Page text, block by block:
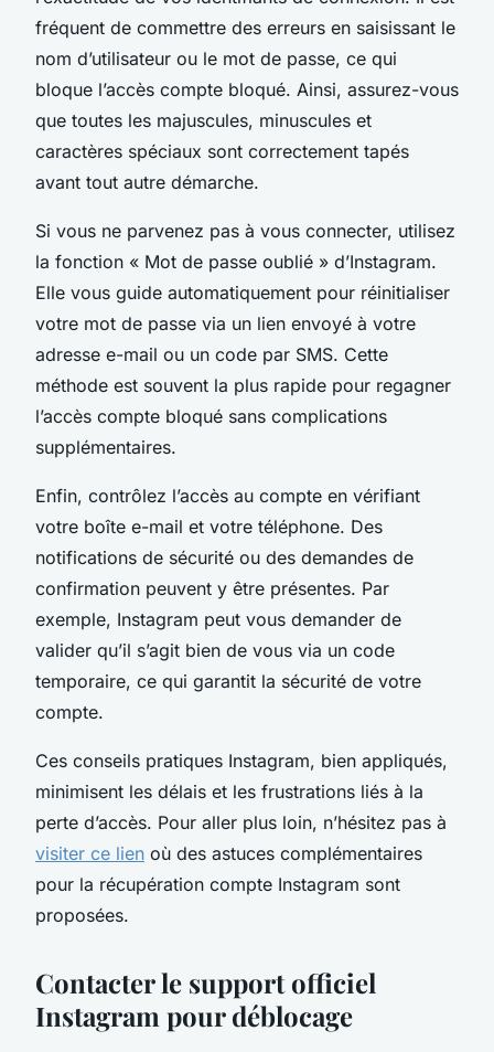
fréquent de commettre des erreurs en saisissant le
nom d’utilisateur ou le mot de passe, ce qui
bloque l’accès compte bloqué. Ainsi, assurez-vous
que toutes les majuscules, minuscules et
caractères spéciaux sont correctement tapés
avant tout autre démarche.
Si vous ne parvenez pas à vous connecter, utilisez
la fonction « Mot de passe oublié » d’Instagram.
Elle vous guide automatiquement pour réinitialiser
votre mot de passe via un lien envoyé à votre
adresse e-mail ou un code par SMS. Cette
méthode est souvent la plus rapide pour regagner
l’accès compte bloqué sans complications
supplémentaires.
Enfin, contrôlez l’accès au compte en vérifiant
votre boîte e-mail et votre téléphone. Des
notifications de sécurité ou des demandes de
confirmation peuvent y être présentes. Par
exemple, Instagram peut vous demander de
valider qu’il s’agit bien de vous via un code
temporaire, ce qui garantit la sécurité de votre
compte.
Ces conseils pratiques Instagram, bien appliqués,
minimisent les délais et les frustrations liés à la
perte d’accès. Pour aller plus loin, n’hésitez pas à
visiter ce lien où des astuces complémentaires
pour la récupération compte Instagram sont
proposées.
Contacter le support officiel
Instagram pour déblocage